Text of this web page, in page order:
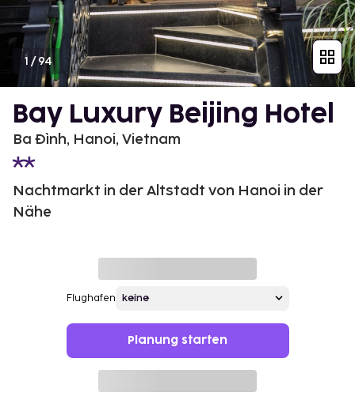
1 /94
Bay Luxury Beijing Hotel
Ba Đình, Hanoi, Vietnam
Nachtmarkt in der Altstadt von Hanoi in der
Nähe
Flughafen
Planung starten